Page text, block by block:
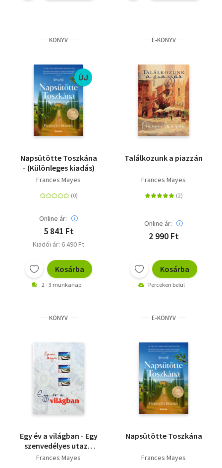
KÖNYV
ÚJ
Napsütötte Toszkána
- (Különleges kiadás)
Frances Mayes
Online ár:
5 841 Ft
Kiadói ár: 6 490 Ft
Kosárba
2 - 3 munkanap
E-KÖNYV
Találkozunk a piazzán
Frances Mayes
Online ár:
2 990 Ft
Kosárba
Perceken belül
KÖNYV
Egy év a világban - Egy
szenvedélyes utazó
kalandozásai
Frances Mayes
E-KÖNYV
Napsütötte Toszkána
Frances Mayes